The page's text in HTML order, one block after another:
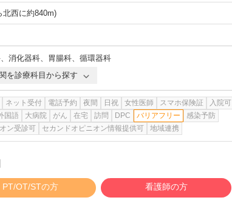
北西に約840m)
、 消化器科、 胃腸科、 循環器科
を診療科目から探す
ネット受付 電話予約 夜間 日祝 女性医師 スマホ保険証 入院可
国語 大病院 がん 在宅 訪問 DPC バリアフリー
感染予防
ン受診可
セカンドオピニオン情報提供可 地域連携
PT/OT/STの方 看護師の方